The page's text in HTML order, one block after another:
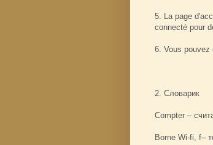
5. La page
connecté pour
6. Vous pouvez
2. Cловарик
Compter –
Borne Wi-fi, f–